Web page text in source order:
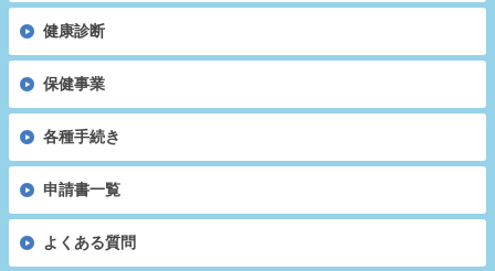
健康診断
保健事業
各種手続き
申請書一覧
よくある質問